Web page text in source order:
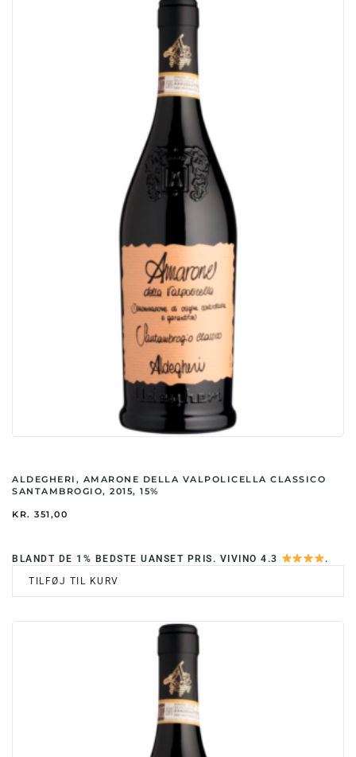
ALDEGHERI, AMARONE DELLA VALPOLICELLA CLASSICO
SANTAMBROGIO, 2015, 15%
KR. 351,00
BLANDT DE 1% BEDSTE UANSET PRIS. VIVINO 4.3
.
TILFØJ TIL KURV